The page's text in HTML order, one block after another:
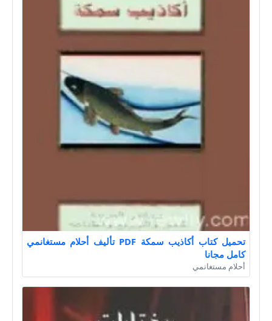
تحميل كتاب أكاذيب سمكة PDF تأليف أحلام مستغانمي
كامل مجانا
أحلام مستغانمي